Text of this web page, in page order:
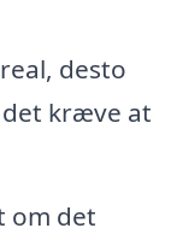
desto
kræve at
om det